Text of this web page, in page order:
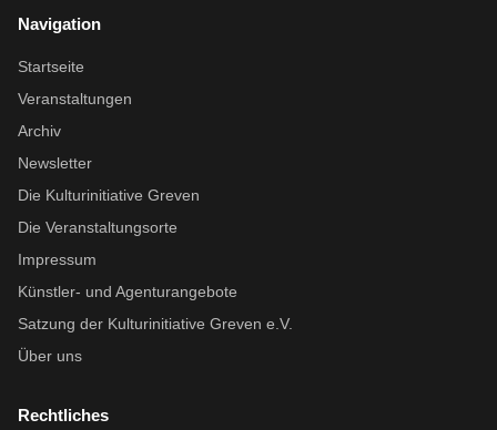
Navigation
Startseite
Veranstaltungen
Archiv
Newsletter
Die Kulturinitiative Greven
Die Veranstaltungsorte
Impressum
Künstler- und Agenturangebote
Satzung der Kulturinitiative Greven e.V.
Über uns
Rechtliches